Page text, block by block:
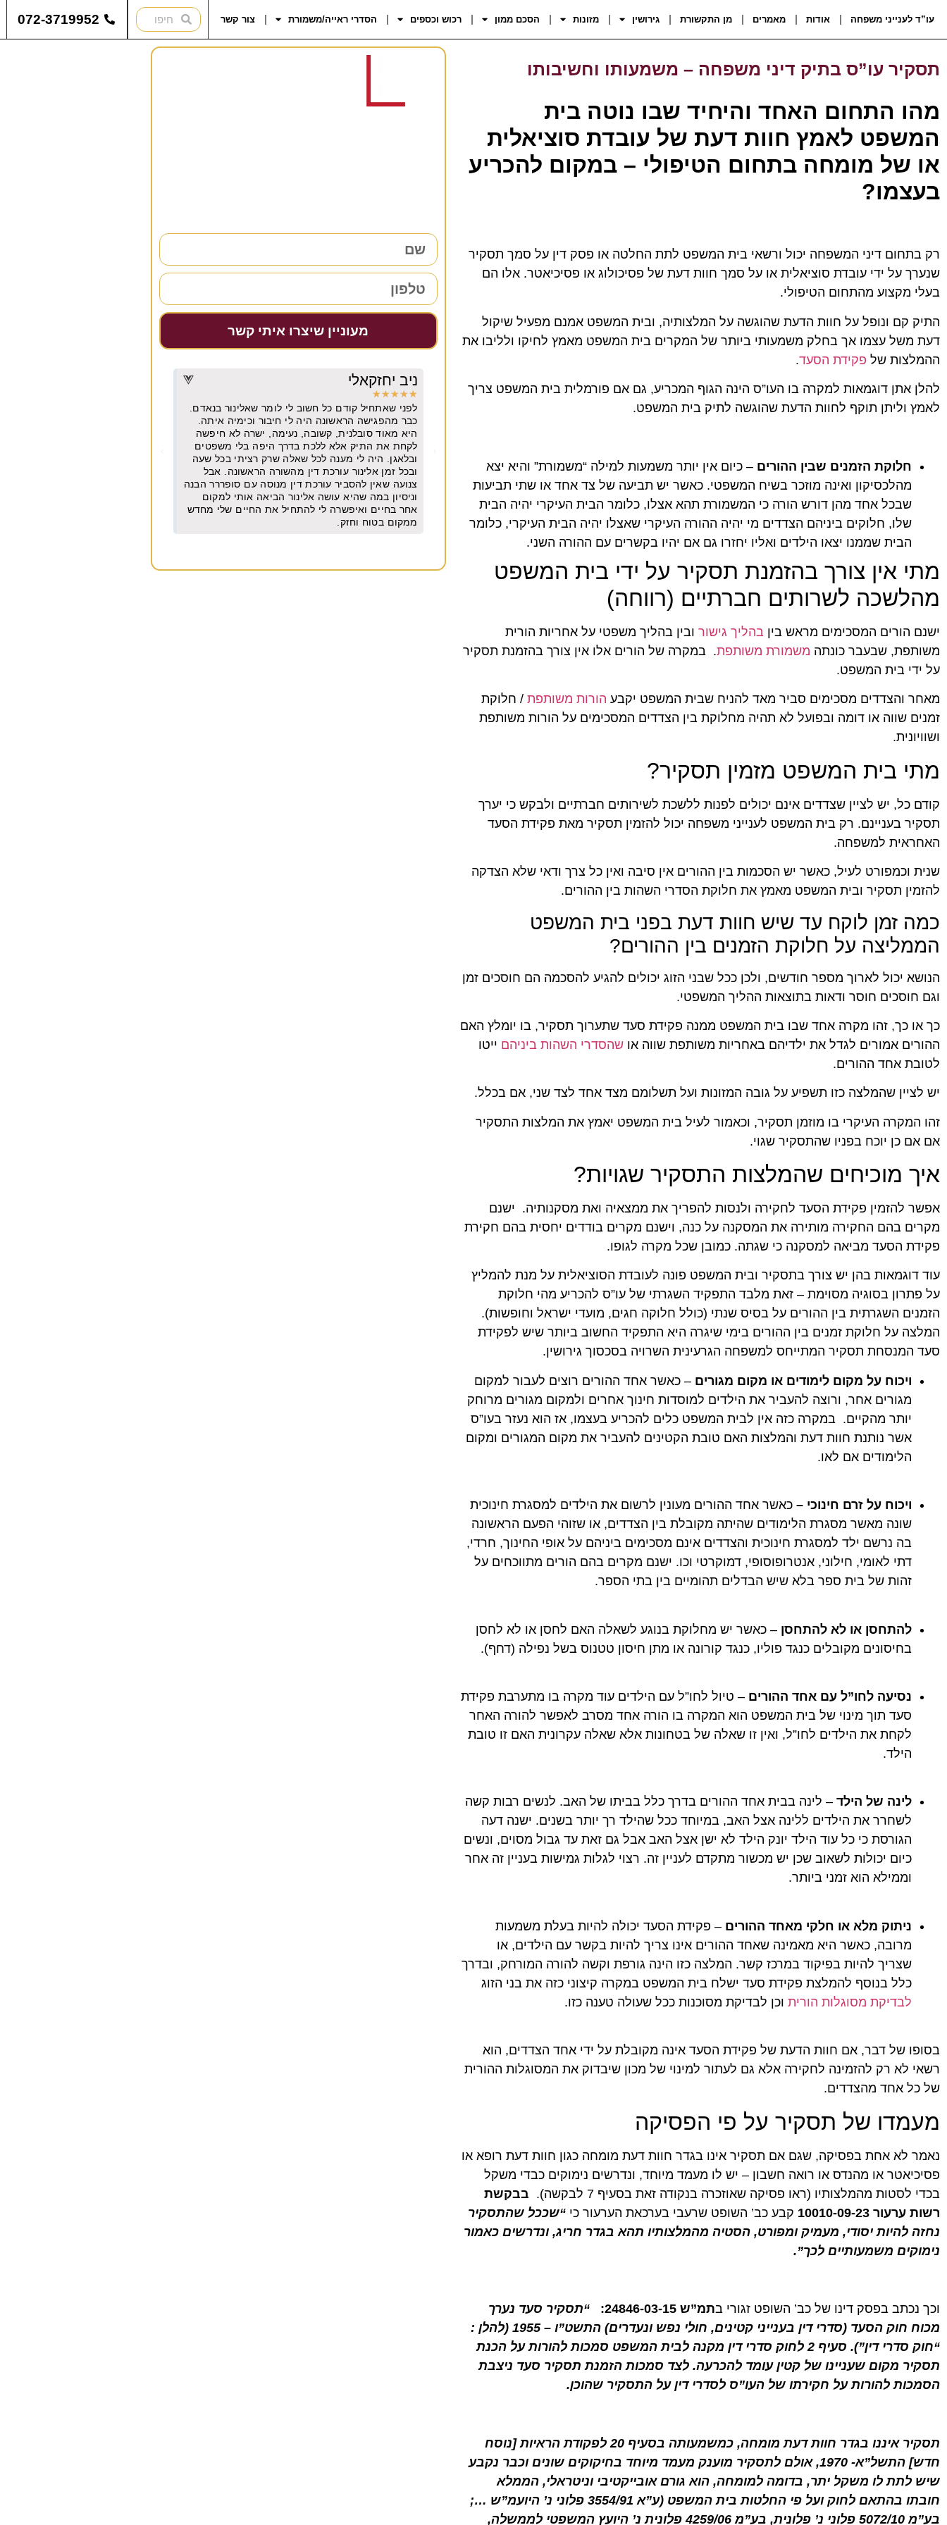
עו”ד לענייני משפחה אודות מאמרים מן התקשורת גירושין מזונות הסכם ממון רכוש וכספים הסדרי ראייה/משמורת צור קשר 072-3719952
תסקיר עו”ס בתיק דיני משפחה – משמעותו וחשיבותו
מהו התחום האחד והיחיד שבו נוטה בית
המשפט לאמץ חוות דעת של עובדת סוציאלית
או של מומחה בתחום הטיפולי – במקום להכריע
בעצמו?
רק בתחום דיני המשפחה יכול ורשאי בית המשפט לתת החלטה או פסק דין על סמך תסקיר
שנערך על ידי עובדת סוציאלית או על סמך חוות דעת של פסיכולוג או פסיכיאטר. אלו הם
בעלי מקצוע מהתחום הטיפולי.
התיק קם ונופל על חוות הדעת שהוגשה על המלצותיה, ובית המשפט אמנם מפעיל שיקול
דעת משל עצמו אך בחלק משמעותי ביותר של המקרים בית המשפט מאמץ לחיקו ולליבו את
ההמלצות של פקידת הסעד.
להלן אתן דוגמאות למקרה בו העו”ס הינה הגוף המכריע, גם אם פורמלית בית המשפט צריך
לאמץ וליתן תוקף לחוות הדעת שהוגשה לתיק בית המשפט.
חלוקת הזמנים שבין ההורים – כיום אין יותר משמעות למילה “משמורת” והיא יצא
מהלכסיקון ואינה מוזכר בשיח המשפטי. כאשר יש תביעה של צד אחד או שתי תביעות
שבכל אחד מהן דורש הורה כי המשמורת תהא אצלו, כלומר הבית העיקרי יהיה הבית
שלו, חלוקים ביניהם הצדדים מי יהיה ההורה העיקרי שאצלו יהיה הבית העיקרי, כלומר
הבית שממנו יצאו הילדים ואליו יחזרו גם אם יהיו בקשרים עם ההורה השני.
מתי אין צורך בהזמנת תסקיר על ידי בית המשפט
מהלשכה לשרותים חברתיים (רווחה)
ישנם הורים המסכימים מראש בין בהליך גישור ובין בהליך משפטי על אחריות הורית
משותפת, שבעבר כונתה משמורת משותפת. במקרה של הורים אלו אין צורך בהזמנת תסקיר
על ידי בית המשפט.
מאחר והצדדים מסכימים סביר מאד להניח שבית המשפט יקבע הורות משותפת / חלוקת
זמנים שווה או דומה ובפועל לא תהיה מחלוקת בין הצדדים המסכימים על הורות משותפת
ושוויונית.
מתי בית המשפט מזמין תסקיר?
קודם כל, יש לציין שצדדים אינם יכולים לפנות ללשכת לשירותים חברתיים ולבקש כי יערך
תסקיר בעניינם. רק בית המשפט לענייני משפחה יכול להזמין תסקיר מאת פקידת הסעד
האחראית למשפחה.
שנית וכמפורט לעיל, כאשר יש הסכמות בין ההורים אין סיבה ואין כל צרך ודאי שלא הצדקה
להזמין תסקיר ובית המשפט מאמץ את חלוקת הסדרי השהות בין ההורים.
כמה זמן לוקח עד שיש חוות דעת בפני בית המשפט
הממליצה על חלוקת הזמנים בין ההורים?
הנושא יכול לארוך מספר חודשים, ולכן ככל שבני הזוג יכולים להגיע להסכמה הם חוסכים זמן
וגם חוסכים חוסר ודאות בתוצאות ההליך המשפטי.
כך או כך, זהו מקרה אחד שבו בית המשפט ממנה פקידת סעד שתערוך תסקיר, בו יומלץ האם
ההורים אמורים לגדל את ילדיהם באחריות משותפת שווה או שהסדרי השהות ביניהם ייטו
לטובת אחד ההורים.
יש לציין שהמלצה כזו תשפיע על גובה המזונות ועל תשלומם מצד אחד לצד שני, אם בכלל.
זהו המקרה העיקרי בו מוזמן תסקיר, וכאמור לעיל בית המשפט יאמץ את המלצות התסקיר
אם אם כן יוכח בפניו שהתסקיר שגוי.
איך מוכיחים שהמלצות התסקיר שגויות?
אפשר להזמין פקידת הסעד לחקירה ולנסות להפריך את ממצאיה ואת מסקנותיה. ישנם
מקרים בהם החקירה מותירה את המסקנה על כנה, וישנם מקרים בודדים יחסית בהם חקירת
פקידת הסעד מביאה למסקנה כי שגתה. כמובן שכל מקרה לגופו.
עוד דוגמאות בהן יש צורך בתסקיר ובית המשפט פונה לעובדת הסוציאלית על מנת להמליץ
על פתרון בסוגיה מסוימת – זאת מלבד התפקיד השגרתי של עו”ס להכריע מהי חלוקת
הזמנים השגרתית בין ההורים על בסיס שנתי (כולל חלוקה חגים, מועדי ישראל וחופשות).
המלצה על חלוקת זמנים בין ההורים בימי שיגרה היא התפקיד החשוב ביותר שיש לפקידת
סעד המנסחת תסקיר המתייחס למשפחה הגרעינית השרויה בסכסוך גירושין.
ויכוח על מקום לימודים או מקום מגורים – כאשר אחד ההורים רוצים לעבור למקום
מגורים אחר, ורוצה להעביר את הילדים למוסדות חינוך אחרים ולמקום מגורים מרוחק
יותר מהקיים. במקרה כזה אין לבית המשפט כלים להכריע בעצמו, אז הוא נעזר בעו”ס
אשר נותנת חוות דעת והמלצות האם טובת הקטינים להעביר את מקום המגורים ומקום
הלימודים אם לאו.
ויכוח על זרם חינוכי – כאשר אחד ההורים מעונין לרשום את הילדים למסגרת חינוכית
שונה מאשר מסגרת הלימודים שהיתה מקובלת בין הצדדים, או שזוהי הפעם הראשונה
בה נרשם ילד למסגרת חינוכית והצדדים אינם מסכימים ביניהם על אופי החינוך, חרדי,
דתי לאומי, חילוני, אנטרופוסופי, דמוקרטי וכו. ישנם מקרים בהם הורים מתווכחים על
זהות של בית ספר בלא שיש הבדלים תהומיים בין בתי הספר.
להתחסן או לא להתחסן – כאשר יש מחלוקת בנוגע לשאלה האם לחסן או לא לחסן
בחיסונים מקובלים כנגד פוליו, כנגד קורונה או מתן חיסון טטנוס בשל נפילה (דחף).
נסיעה לחו”ל עם אחד ההורים – טיול לחו”ל עם הילדים עוד מקרה בו מתערבת פקידת
סעד תוך מינוי של בית המשפט הוא המקרה בו הורה אחד מסרב לאפשר להורה האחר
לקחת את הילדים לחו”ל, ואין זו שאלה של בטחונות אלא שאלה עקרונית האם זו טובת
הילד.
לינה של הילד – לינה בבית אחד ההורים בדרך כלל בביתו של האב. לנשים רבות קשה
לשחרר את הילדים ללינה אצל האב, במיוחד ככל שהילד רך יותר בשנים. ישנה דעה
הגורסת כי כל עוד הילד יונק הילד לא ישן אצל האב אבל גם זאת עד גבול מסוים, ונשים
כיום יכולות לשאוב שכן יש מכשור מתקדם לעניין זה. רצוי לגלות גמישות בעניין זה אחר
וממילא הוא זמני ביותר.
ניתוק מלא או חלקי מאחד ההורים – פקידת הסעד יכולה להיות בעלת משמעות
מרובה, כאשר היא מאמינה שאחד ההורים אינו צריך להיות בקשר עם הילדים, או
שצריך להיות בפיקוד במרכז קשר. המלצה כזו הינה גורפת וקשה להורה המורחק, ובדרך
כלל בנוסף להמלצת פקידת סעד ישלח בית המשפט במקרה קיצוני כזה את בני הזוג
לבדיקת מסוגלות הורית וכן לבדיקת מסוכנות ככל שעולה טענה כזו.
בסופו של דבר, אם חוות הדעת של פקידת הסעד אינה מקובלת על ידי אחד הצדדים, הוא
רשאי לא רק להזמינה לחקירה אלא גם לעתור למינוי של מכון שיבדוק את המסוגלות ההורית
של כל אחד מהצדדים.
מעמדו של תסקיר על פי הפסיקה
נאמר לא אחת בפסיקה, שגם אם תסקיר אינו בגדר חוות דעת מומחה כגון חוות דעת רופא או
פסיכיאטר או מהנדס או רואה חשבון – יש לו מעמד מיוחד, ונדרשים נימוקים כבדי משקל
בכדי לסטות מהמלצותיו (ראו פסיקה שאוזכרה בנקודה זאת בסעיף 7 לבקשה).
בבקשת
רשות ערעור 10010-09-23 קבע כב’ השופט שרעבי בערכאת הערעור כי “שככל שהתסקיר
נחזה להיות יסודי, מעמיק ומפורט, הסטיה מהמלצותיו תהא בגדר חריג, ונדרשים כאמור
נימוקים משמעותיים לכך”.
וכך נכתב בפסק דינו של כב’ השופט זגורי בתמ”ש 24846-03-15:
“תסקיר סעד נערך
מכוח חוק הסעד (סדרי דין בענייני קטינים, חולי נפש ונעדרים) התשט”ו – 1955 (להלן :
“חוק סדרי דין”). סעיף 2 לחוק סדרי דין מקנה לבית המשפט סמכות להורות על הכנת
תסקיר מקום שעניינו של קטין עומד להכרעה. לצד סמכות הזמנת תסקיר סעד ניצבת
הסמכות להורות על חקירתו של העו”ס לסדרי דין על התסקיר שהוכן.
תסקיר איננו בגדר חוות דעת מומחה, כמשמעותה בסעיף 20 לפקודת הראיות [נוסח
חדש] התשל”א- 1970, אולם לתסקיר מוענק מעמד מיוחד בחיקוקים שונים וכבר נקבע
שיש לתת לו משקל יתר, בדומה למומחה, הוא גורם אובייקטיבי וניטראלי, הממלא
חובתו בהתאם לחוק ועל פי החלטות בית המשפט (ע”א 3554/91 פלוני נ’ היועמ”ש …;
בע”מ 5072/10 פלוני נ’ פלונית, בע”מ 4259/06 פלונית נ’ היועץ המשפטי לממשלה,
מעוניין שיצרו איתי קשר
אביחי ש.
★
★
★
★
★
עו"ד עם נשמה טובה. עזרה לי במספר עניינים מגוונים
★
★
★
★
★
לפני שאתחיל קודם כל חשוב לי לומר שאלינור בנאדם.
ובלאגן. היה לי מענה לכל שאלה שרק רציתי בכל שעה
ובכל זמן אלינור עורכת דין מהשורה הראשונה. אבל
צנועה שאין להסביר עורכת דין מנוסה עם סופררר הבנה
וניסיון במה שהיא עושה אלינור הביאה אותי למקום
אחר בחיים ואיפשרה לי להתחיל את החיים שלי מחדש
ממקום בטוח וחזק.
יובל גולדברגר
★
★
★
★
★
משרד מצוין. מקצועי מיומן וישר עם ניסיון של עשרות
שנים